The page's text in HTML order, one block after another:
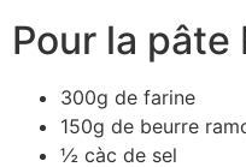
Pour la pâte
300g de farine
150g de beurre
½ càc de sel